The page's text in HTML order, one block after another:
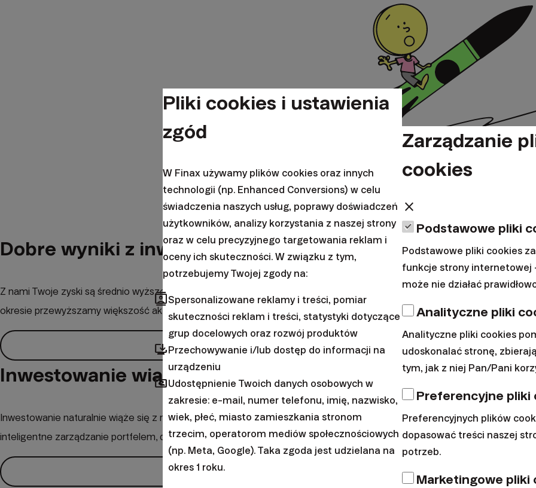
Dobre wyniki z inwestycji
Z nami Twoje zyski są średnio wyższe niż w funduszach inwestycyjnych czy bankach. Inwestujemy w cały rynek, a nie w
okresie przewyższamy większość aktywnie zarządzanych funduszy.
Więcej na temat wyników
Inwestowanie wiąże się z ryzykiem. Wiemy, jak je
Inwestowanie naturalnie wiąże się z ryzykiem, ale odpowiednia strategia potrafi je znacząco zminimalizować. Finax
inteligentne zarządzanie portfelem, dzięki czemu Twoje pieniądze mogą pracować w najbardziej efektywny sposób.
Więcej o ryzyku i bezpieczeństwie
Pliki cookies i ustawienia
zgód
W Finax używamy plików cookies oraz innych
technologii (np. Enhanced Conversions) w celu
świadczenia naszych usług, poprawy doświadczeń
użytkowników, analizy korzystania z naszej strony
oraz w celu precyzyjnego targetowania reklam i
oceny ich skuteczności. W związku z tym,
potrzebujemy Twojej zgody na:
contactsSpersonalizowane reklamy i treści, pomiar
skuteczności reklam i treści, statystyki dotyczące
grup docelowych oraz rozwój produktów
browser_updatedPrzechowywanie i/lub dostęp do informacji na
urządzeniu
folder_sharedUdostępnienie Twoich danych osobowych w
zakresie: e-mail, numer telefonu, imię, nazwisko,
wiek, płeć, miasto zamieszkania stronom
trzecim, operatorom mediów społecznościowych
(np. Meta, Google). Taka zgoda jest udzielana na
okres 1 roku.
Zarządzanie
cookies
close
Podstawowe pliki
Podstawowe pliki cookies
funkcje strony internetowej
może nie działać
Analityczne pliki
Analityczne pliki cookies
udoskonalać stronę,
tym, jak z niej Pan/Pani
Preferencyjne pliki
Preferencyjnych plików
dopasować treści naszej
potrzeb.
Marketingowe pliki